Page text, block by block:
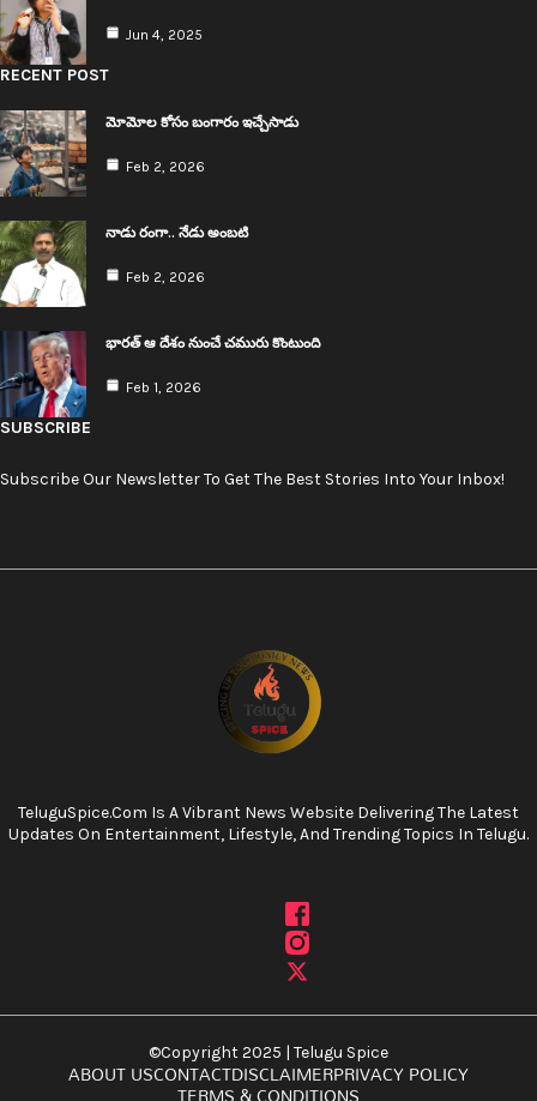
Jun 4, 2025
RECENT POST
మోమోల కోసం బంగారం ఇచ్చేసాడు
Feb 2, 2026
నాడు రంగా.. నేడు అంబ‌టి
Feb 2, 2026
భార‌త్ ఆ దేశం నుంచే చ‌మురు కొంటుంది
Feb 1, 2026
SUBSCRIBE
Subscribe Our Newsletter To Get The Best Stories Into Your Inbox!
TeluguSpice.com Is A Vibrant News Website Delivering The Latest
Updates On Entertainment, Lifestyle, And Trending Topics In Telugu.
©Copyright 2025 | Telugu Spice
ABOUT USCONTACTDISCLAIMERPRIVACY POLICY